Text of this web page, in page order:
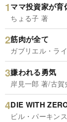
ママ投資家が育
ちょる子 著
筋肉が全て
ガブリエル・ラ
嫌われる勇気
岸見一郎 著/古賀
DIE WITH
ビル・パーキン